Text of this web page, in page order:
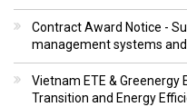
Contract Award Notice -
management systems
Vietnam ETE & Greenergy
Transition and Energy